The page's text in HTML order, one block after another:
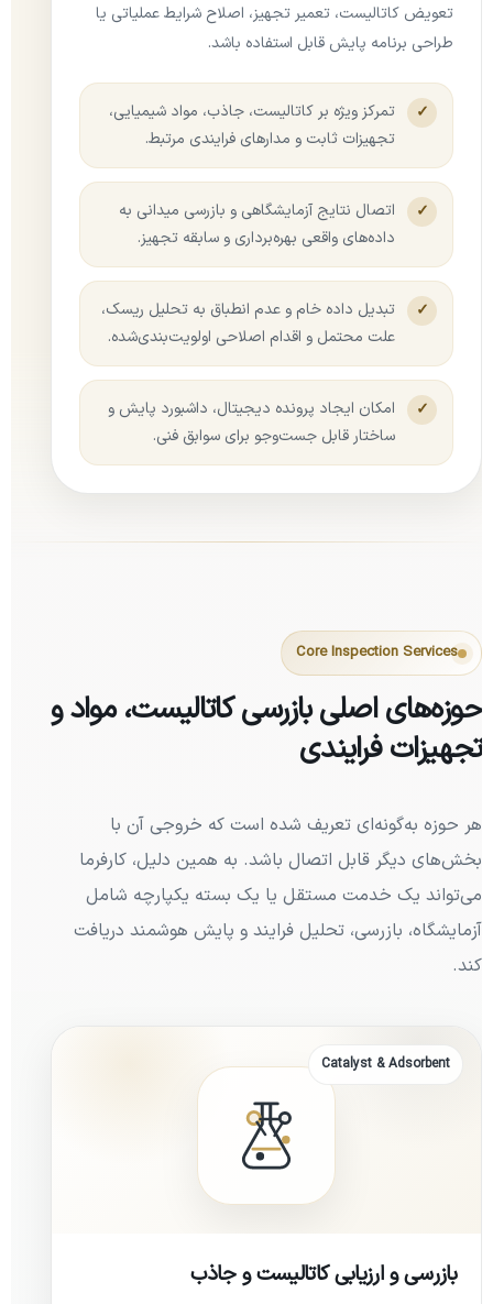
تعویض کاتالیست، تعمیر تجهیز، اصلاح شرایط عملیاتی یا
طراحی برنامه پایش قابل استفاده باشد.
✓
تمرکز ویژه بر کاتالیست، جاذب، مواد شیمیایی،
تجهیزات ثابت و مدارهای فرایندی مرتبط.
✓
اتصال نتایج آزمایشگاهی و بازرسی میدانی به
داده‌های واقعی بهره‌برداری و سابقه تجهیز.
✓
تبدیل داده خام و عدم انطباق به تحلیل ریسک،
علت محتمل و اقدام اصلاحی اولویت‌بندی‌شده.
✓
امکان ایجاد پرونده دیجیتال، داشبورد پایش و
ساختار قابل جست‌وجو برای سوابق فنی.
Core Inspection Services
حوزه‌های اصلی بازرسی کاتالیست، مواد و
تجهیزات فرایندی
هر حوزه به‌گونه‌ای تعریف شده است که خروجی آن با
بخش‌های دیگر قابل اتصال باشد. به همین دلیل، کارفرما
می‌تواند یک خدمت مستقل یا یک بسته یکپارچه شامل
آزمایشگاه، بازرسی، تحلیل فرایند و پایش هوشمند دریافت
کند.
Catalyst & Adsorbent
بازرسی و ارزیابی کاتالیست و جاذب